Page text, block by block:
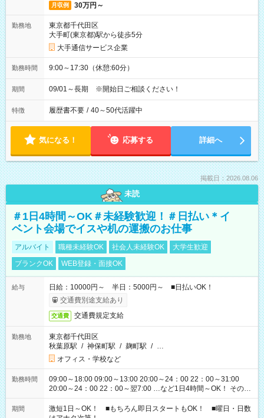
月収例 30万円～
勤務地
東京都千代田区
大手町(東京都)駅から徒歩5分
大手通信サービス企業
勤務時間 9:00～17:30（休憩:60分）
期間 09/01～長期 ※開始日ご相談ください！
特徴 履歴書不要 / 40～50代活躍中
気になる！ 応募する 詳細へ
掲載日：2026.08.06
未読
＃1日4時間～OK＃未経験歓迎！＃日払い＊イ
ベント会場でイスや机の運搬のお仕事
アルバイト 職種未経験OK 社会人未経験OK
大学生歓迎
ブランクOK
WEB登録・面接OK
給与
日給：10000円～ 半日：5000円～ ■日払いOK！
交通費別途支給あり
交通費 交通費規定支給
勤務地
東京都千代田区
秋葉原駅 / 神保町駅 / 麹町駅 / …
オフィス・学校など
勤務時間
09:00～18:00 09:00～13:00 20:00～24：00 22：00～31:00
20:00～24：00 22：00～翌7:00 …など1日4時間～OK！ その他
シフトもございます！ お気軽にご相談ください！
期間
激短1日～OK！ ■もちろん即日スタートもOK！ ■曜日・日数